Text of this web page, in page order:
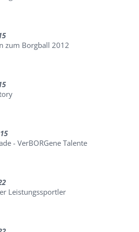
zum Borgball 2012
- VerBORGene Talente
Leistungssportler